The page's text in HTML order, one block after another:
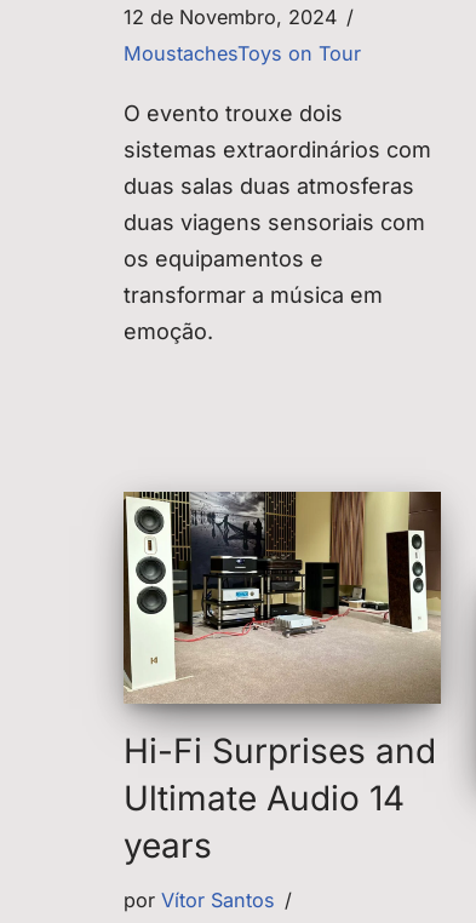
12 de Novembro, 2024
MoustachesToys on Tour
O evento trouxe dois
sistemas extraordinários com
duas salas duas atmosferas
duas viagens sensoriais com
os equipamentos e
transformar a música em
emoção.
Hi-Fi Surprises and
Ultimate Audio 14
years
por Vítor Santos